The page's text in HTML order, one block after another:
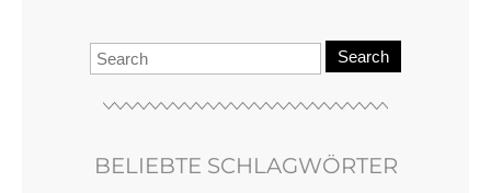
Search
BELIEBTE SCHLAGWÖRTER